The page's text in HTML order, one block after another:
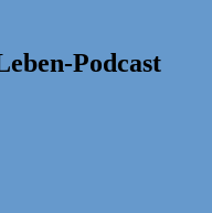
Podcast